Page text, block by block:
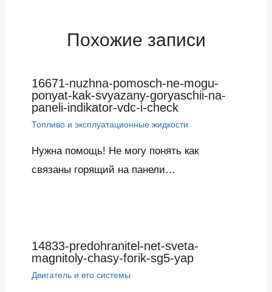
Похожие записи
16671-nuzhna-pomosch-ne-mogu-
ponyat-kak-svyazany-goryaschii-na-
paneli-indikator-vdc-i-check
Топливо и эксплуатационные жидкости
Нужна помощь! Не могу понять как
связаны горящий на панели…
14833-predohranitel-net-sveta-
magnitoly-chasy-forik-sg5-yap
Двигатель и его системы